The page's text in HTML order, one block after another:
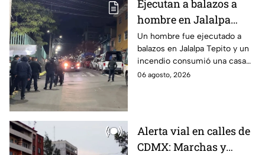
Ejecutan a balazos a
hombre en Jalalpa
Tepito; hay un
detenido, mientras
dormía
Un hombre fue ejecutado a
balazos en Jalalpa Tepito y un
incendio consumió una casa
improvisada en pleno Centro
06 agosto, 2026
Alerta vial en calles de
CDMX: Marchas y